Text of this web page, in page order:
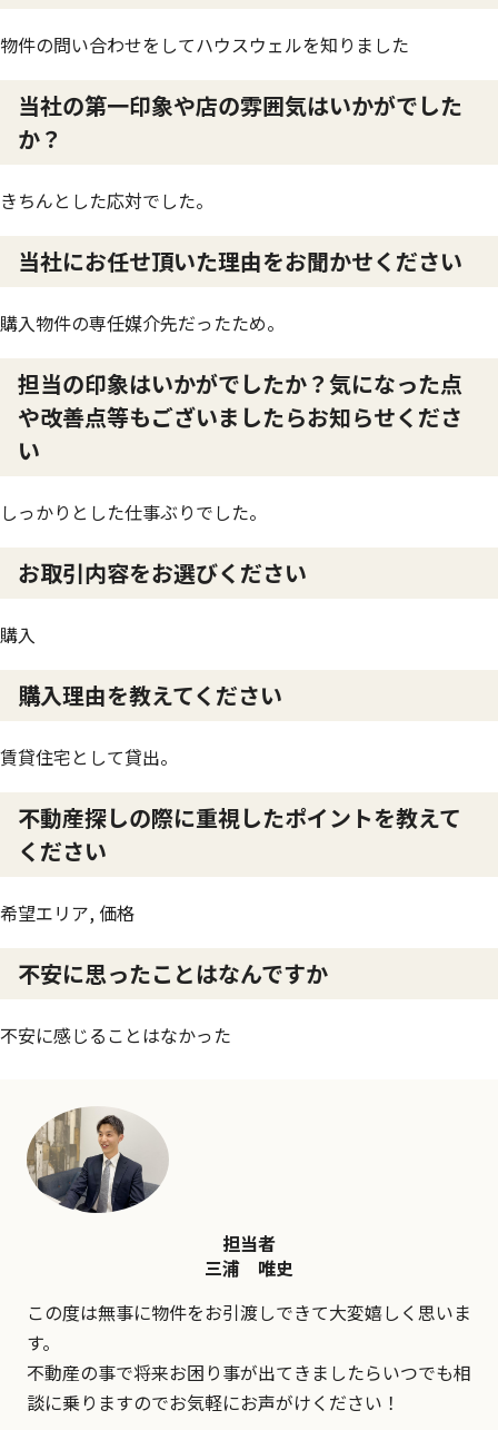
物件の問い合わせをしてハウスウェルを知りました
当社の第一印象や店の雰囲気はいかがでした
か？
きちんとした応対でした。
当社にお任せ頂いた理由をお聞かせください
購入物件の専任媒介先だったため。
担当の印象はいかがでしたか？気になった点
や改善点等もございましたらお知らせくださ
い
しっかりとした仕事ぶりでした。
お取引内容をお選びください
購入
購入理由を教えてください
賃貸住宅として貸出。
不動産探しの際に重視したポイントを教えて
ください
希望エリア, 価格
不安に思ったことはなんですか
不安に感じることはなかった
担当者
三浦 唯史
この度は無事に物件をお引渡しできて大変嬉しく思いま
す。
不動産の事で将来お困り事が出てきましたらいつでも相
談に乗りますのでお気軽にお声がけください！